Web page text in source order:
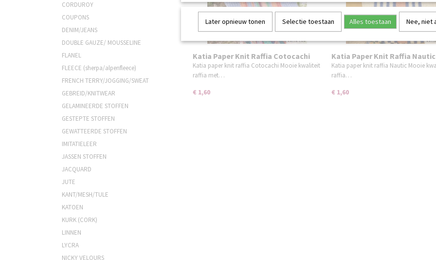
CORDUROY
COUPONS
DENIM/JEANS
DOUBLE GAUZE/ MOUSSELINE
FLANEL
FLEECE (sherpa/alpenfleece)
FRENCH TERRY/JOGGING/SWEAT
GEBREID/KNITWEAR
GELAMINEERDE STOFFEN
GESTEPTE STOFFEN
GEWATTEERDE STOFFEN
IMITATIELEER
JASSEN STOFFEN
JACQUARD
JUTE
KANT/MESH/TULE
KATOEN
KURK (CORK)
LINNEN
LYCRA
NICKY VELOURS
Katia Paper Knit Raffia Cotocachi
Katia paper knit raffia Cotocachi Mooie kwaliteit
raffia met…
€ 1,60
Katia Paper Knit Raffia Nautic
Katia paper knit raffia Nautic Mooie
raffia…
€ 1,60
Later opnieuw tonen Selectie toestaan Alles toestaan Nee, niet